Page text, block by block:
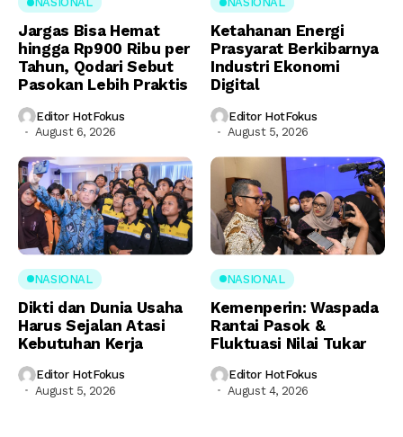
Jargas Bisa Hemat
hingga Rp900 Ribu per
Tahun, Qodari Sebut
Pasokan Lebih Praktis
Editor HotFokus
August 6, 2026
Ketahanan Energi
Prasyarat Berkibarnya
Industri Ekonomi
Digital
Editor HotFokus
August 5, 2026
NASIONAL
Dikti dan Dunia Usaha
Harus Sejalan Atasi
Kebutuhan Kerja
Editor HotFokus
August 5, 2026
NASIONAL
Kemenperin: Waspada
Rantai Pasok &
Fluktuasi Nilai Tukar
Editor HotFokus
August 4, 2026